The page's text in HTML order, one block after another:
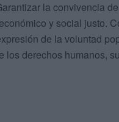
la convivencia
y social justo.
de la voluntad
derechos humanos,